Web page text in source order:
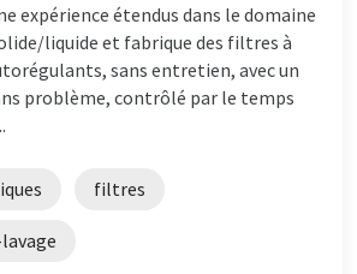
expérience étendus dans le domaine
liquide et fabrique des filtres à
sans entretien, avec un
problème, contrôlé par le temps
filtres